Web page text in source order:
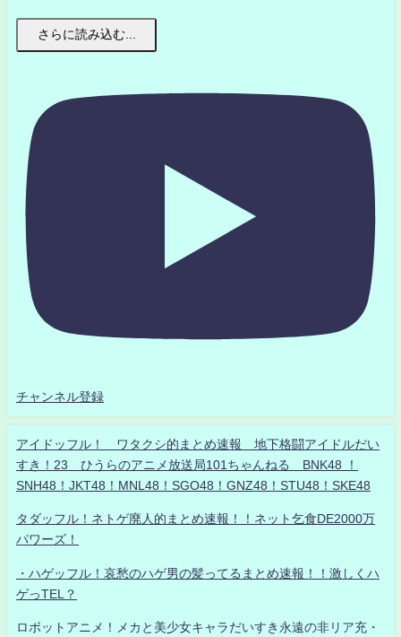
さらに読み込む...
チャンネル登録
アイドッフル！ ワタクシ的まとめ速報 地下格闘アイドルだい
すき！23 ひうらのアニメ放送局101ちゃんねる BNK48 ！
SNH48！JKT48！MNL48！SGO48！GNZ48！STU48！SKE48
タダッフル！ネトゲ廃人的まとめ速報！！ネット乞食DE2000万
パワーズ！
・ハゲッフル！哀愁のハゲ男の髪ってるまとめ速報！！激しくハ
ゲっTEL？
ロボットアニメ！メカと美少女キャラだいすき永遠の非リア充・